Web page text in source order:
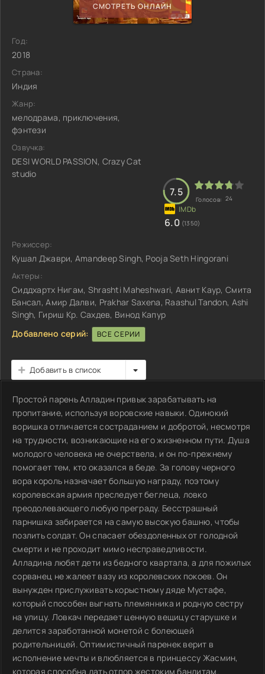
СМОТРЕТЬ ОНЛАЙН
Год:
2018
Страна:
Индия
Жанр:
мелодрама, приключения,
фэнтези
Озвучка:
DESI WORLD PASSION, Crazy Cat
studio
7.5
Голосов: 24
6.0 (1350)
Режиссер:
Кушал Джаври, Amandeep Singh, Pooja Seth Hingorani
Актеры:
Сиддхартх Нигам, Shrashti Maheshwari, Авнит Каур, Смита
Бансал, Амир Далви, Prakhar Saxena, Raashul Tandon, Ashi
Singh, Гириш Кр. Сахдев, Винод Капур
Добавлено серий:
ВСЕ СЕРИИ
Добавить в список
Простой парень Алладин привык зарабатывать на
пропитание, используя воровские навыки. Одинокий
воришка отличается состраданием и добротой, несмотря
на трудности, возникающие на его жизненном пути. Душа
молодого человека не очерствела, и он по-прежнему
помогает тем, кто оказался в беде. За голову черного
вора король назначает большую награду, поэтому
королевская армия преследует беглеца, ловко
преодолевающего любую преграду. Бесстрашный
парнишка забирается на самую высокую башню, чтобы
позлить солдат. Он спасает обездоленных от голодной
смерти и не проходит мимо несправедливости.
Алладина любят дети из бедного квартала, а для пожилых
сорванец не жалеет вазу из королевских покоев. Он
вынужден прислуживать корыстному дяде Мустафе,
который способен выгнать племянника и родную сестру
на улицу. Ловкач передает ценную вещицу старушке и
делится заработанной монетой с болеющей
родительницей. Оптимистичный паренек верит в
исполнение мечты и влюбляется в принцессу Жасмин,
которая способна дать отпор жестоким бандитам.